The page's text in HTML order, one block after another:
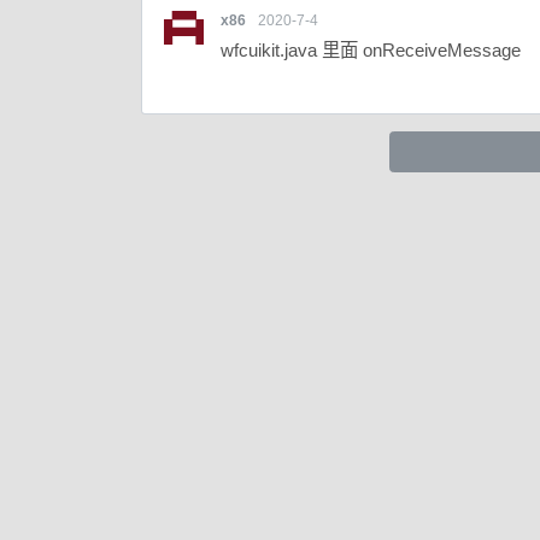
x86 2020-7-4
wfcuikit.java 里面 onReceiveMessage